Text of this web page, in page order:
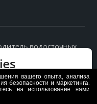
водосточных
данных
.
с политикой
Cookie
вашего опыта, анализа
безопасности и маркетинга.
на использование нами